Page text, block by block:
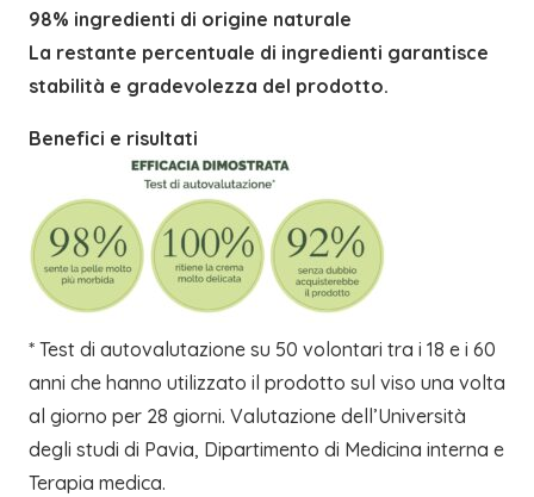
98% ingredienti di origine naturale
La restante percentuale di ingredienti garantisce
stabilità e gradevolezza del prodotto.
Benefici e risultati
* Test di autovalutazione su 50 volontari tra i 18 e i 60
anni che hanno utilizzato il prodotto sul viso una volta
al giorno per 28 giorni. Valutazione dell’Università
degli studi di Pavia, Dipartimento di Medicina interna e
Terapia medica.